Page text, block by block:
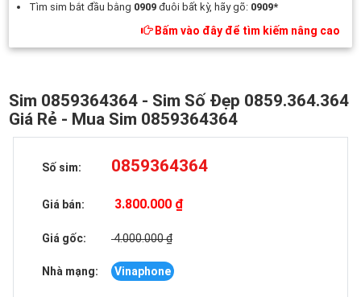
Tìm sim bắt đầu bằng 0909 đuôi bất kỳ, hãy gõ: 0909*
Bấm vào đây để tìm kiếm nâng cao
Sim 0859364364 - Sim Số Đẹp 0859.364.364
Giá Rẻ - Mua Sim 0859364364
Số sim: 0859364364
Giá bán: 3.800.000 ₫
Giá gốc: 4.000.000 ₫
Nhà mạng: Vinaphone